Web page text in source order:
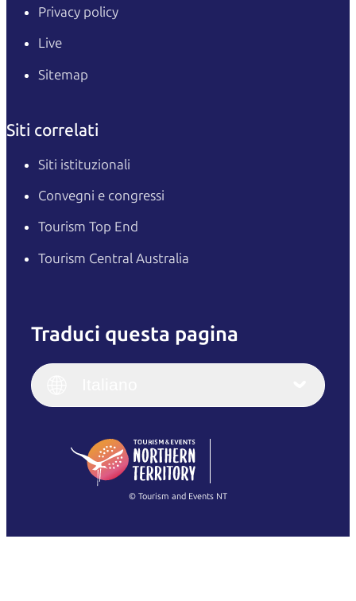
Privacy policy
Live
Sitemap
Siti correlati
Siti istituzionali
Convegni e congressi
Tourism Top End
Tourism Central Australia
Traduci questa pagina
English
(Singapore)
Français
Italiano
繁體中文
© Tourism and Events NT